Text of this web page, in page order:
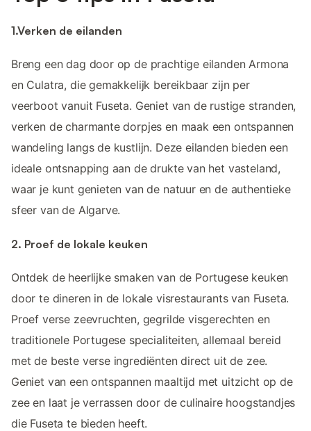
1.Verken de eilanden
Breng een dag door op de prachtige eilanden Armona
en Culatra, die gemakkelijk bereikbaar zijn per
veerboot vanuit Fuseta. Geniet van de rustige stranden,
verken de charmante dorpjes en maak een ontspannen
wandeling langs de kustlijn. Deze eilanden bieden een
ideale ontsnapping aan de drukte van het vasteland,
waar je kunt genieten van de natuur en de authentieke
sfeer van de Algarve.
2. Proef de lokale keuken
Ontdek de heerlijke smaken van de Portugese keuken
door te dineren in de lokale visrestaurants van Fuseta.
Proef verse zeevruchten, gegrilde visgerechten en
traditionele Portugese specialiteiten, allemaal bereid
met de beste verse ingrediënten direct uit de zee.
Geniet van een ontspannen maaltijd met uitzicht op de
zee en laat je verrassen door de culinaire hoogstandjes
die Fuseta te bieden heeft.